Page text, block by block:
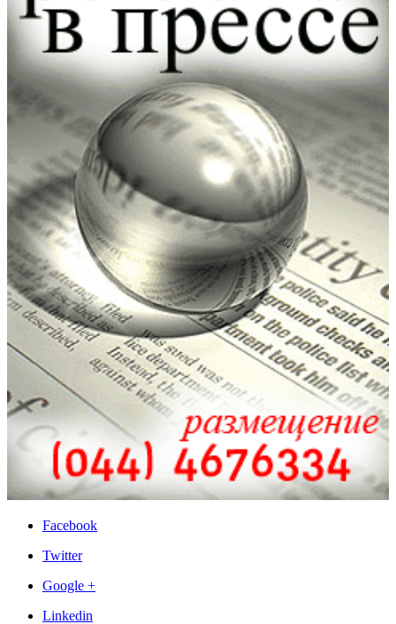
Facebook
Twitter
Google +
Linkedin